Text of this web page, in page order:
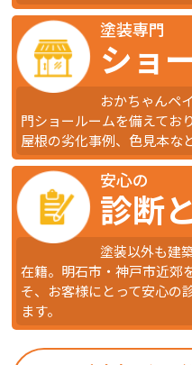
塗装専門
ショ
おかちゃんペ
門ショールームを備えてお
屋根の劣化事例、色見本な
安心の
診断
塗装以外も建
在籍。明石市・神戸市近郊
そ、お客様にとって安心の
ます。